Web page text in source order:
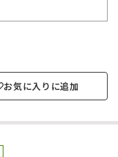
お気に入りに追加